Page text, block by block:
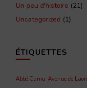
Un peu d'histoire (21)
Uncategorized (1)
ÉTIQUETTES
Abbé Camu Avenue de Laon